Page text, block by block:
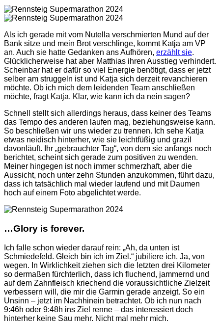
Als ich gerade mit vom Nutella verschmierten Mund auf der
Bank sitze und mein Brot verschlinge, kommt Katja am VP
an. Auch sie hatte Gedanken ans Aufhören, erzählt sie.
Glücklicherweise hat aber Matthias ihren Ausstieg verhindert.
Scheinbar hat er dafür so viel Energie benötigt, dass er jetzt
selber am struggeln ist und Katja sich derzeit revanchieren
möchte. Ob ich mich dem leidenden Team anschließen
möchte, fragt Katja. Klar, wie kann ich da nein sagen?
Schnell stellt sich allerdings heraus, dass keiner des Teams
das Tempo des anderen laufen mag, beziehungsweise kann.
So beschließen wir uns wieder zu trennen. Ich sehe Katja
etwas neidisch hinterher, wie sie leichtfüßig und grazil
davonläuft. Ihr „gebrauchter Tag“, von dem sie anfangs noch
berichtet, scheint sich gerade zum positiven zu wenden.
Meiner hingegen ist noch immer schmerzhaft, aber die
Aussicht, noch unter zehn Stunden anzukommen, führt dazu,
dass ich tatsächlich mal wieder laufend und mit Daumen
hoch auf einem Foto abgelichtet werde.
…Glory is forever.
Ich falle schon wieder darauf rein: „Ah, da unten ist
Schmiedefeld. Gleich bin ich im Ziel.“ jubiliere ich. Ja, von
wegen. In Wirklichkeit ziehen sich die letzten drei Kilometer
so dermaßen fürchterlich, dass ich fluchend, jammernd und
auf dem Zahnfleisch kriechend die voraussichtliche Zielzeit
verbessern will, die mir die Garmin gerade anzeigt. So ein
Unsinn – jetzt im Nachhinein betrachtet. Ob ich nun nach
9:46h oder 9:48h ins Ziel renne – das interessiert doch
hinterher keine Sau mehr. Nicht mal mehr mich.